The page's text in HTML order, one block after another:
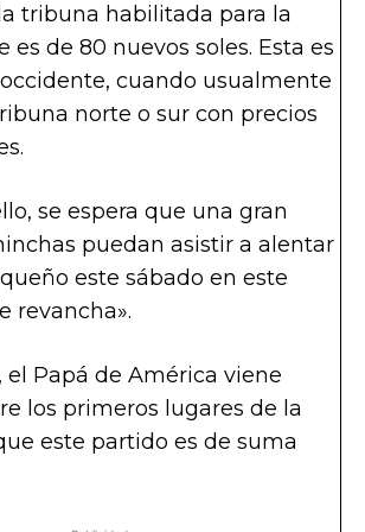
tribuna habilitada para la
es de 80 nuevos soles. Esta es
cuando usualmente
norte o sur con precios
se espera que una gran
puedan asistir a alentar
este sábado en este
revancha».
Papá de América viene
los primeros lugares de la
este partido es de suma